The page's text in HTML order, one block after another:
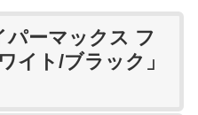
ーマックス フ
イト/ブラック」